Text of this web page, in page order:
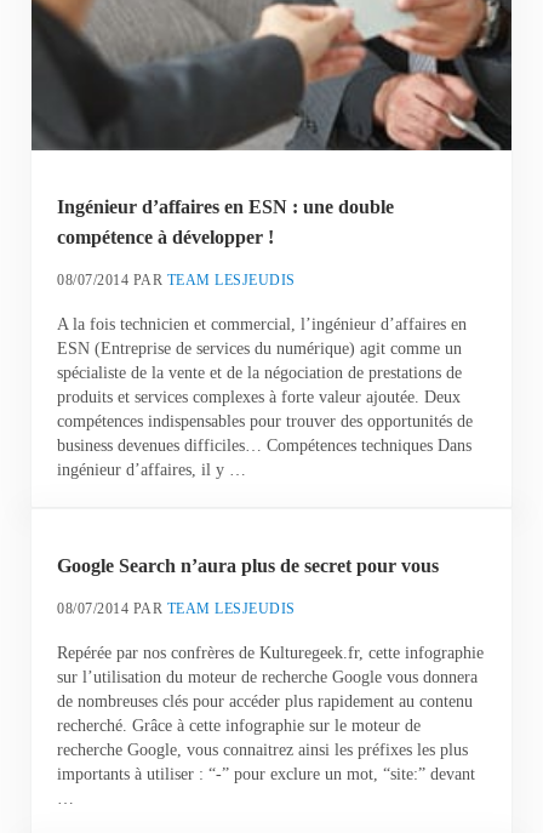
Ingénieur d’affaires en ESN : une double
compétence à développer !
08/07/2014 PAR TEAM LESJEUDIS
A la fois technicien et commercial, l’ingénieur d’affaires en
ESN (Entreprise de services du numérique) agit comme un
spécialiste de la vente et de la négociation de prestations de
produits et services complexes à forte valeur ajoutée. Deux
compétences indispensables pour trouver des opportunités de
business devenues difficiles… Compétences techniques Dans
ingénieur d’affaires, il y …
Google Search n’aura plus de secret pour vous
08/07/2014 PAR TEAM LESJEUDIS
Repérée par nos confrères de Kulturegeek.fr, cette infographie
sur l’utilisation du moteur de recherche Google vous donnera
de nombreuses clés pour accéder plus rapidement au contenu
recherché. Grâce à cette infographie sur le moteur de
recherche Google, vous connaitrez ainsi les préfixes les plus
importants à utiliser : “-” pour exclure un mot, “site:” devant